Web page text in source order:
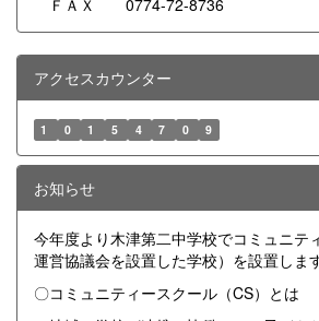
ＦＡＸ 0774-72-8736
アクセスカウンター
1 0 1 5 4 7 0 9
お知らせ
今年度より木津第二中学校でコミュニテ
運営協議会を設置した学校）を設置します
〇コミュニティースクール（CS）とは